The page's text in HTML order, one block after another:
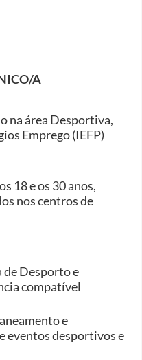
A
na área Desportiva,
Emprego (IEFP)
18 e os 30 anos,
nos centros de
de Desporto e
compatível
e
eventos desportivos e